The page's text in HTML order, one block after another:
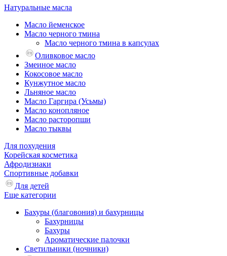
Натуральные масла
Масло йеменское
Масло черного тмина
Масло черного тмина в капсулах
Оливковое масло
Змеиное масло
Кокосовое масло
Кунжутное масло
Льняное масло
Масло Гаргира (Усьмы)
Масло конопляное
Масло расторопши
Масло тыквы
Для похудения
Корейская косметика
Афродизиаки
Спортивные добавки
Для детей
Еще категории
Бахуры (благовония) и бахурницы
Бахурницы
Бахуры
Ароматические палочки
Светильники (ночники)